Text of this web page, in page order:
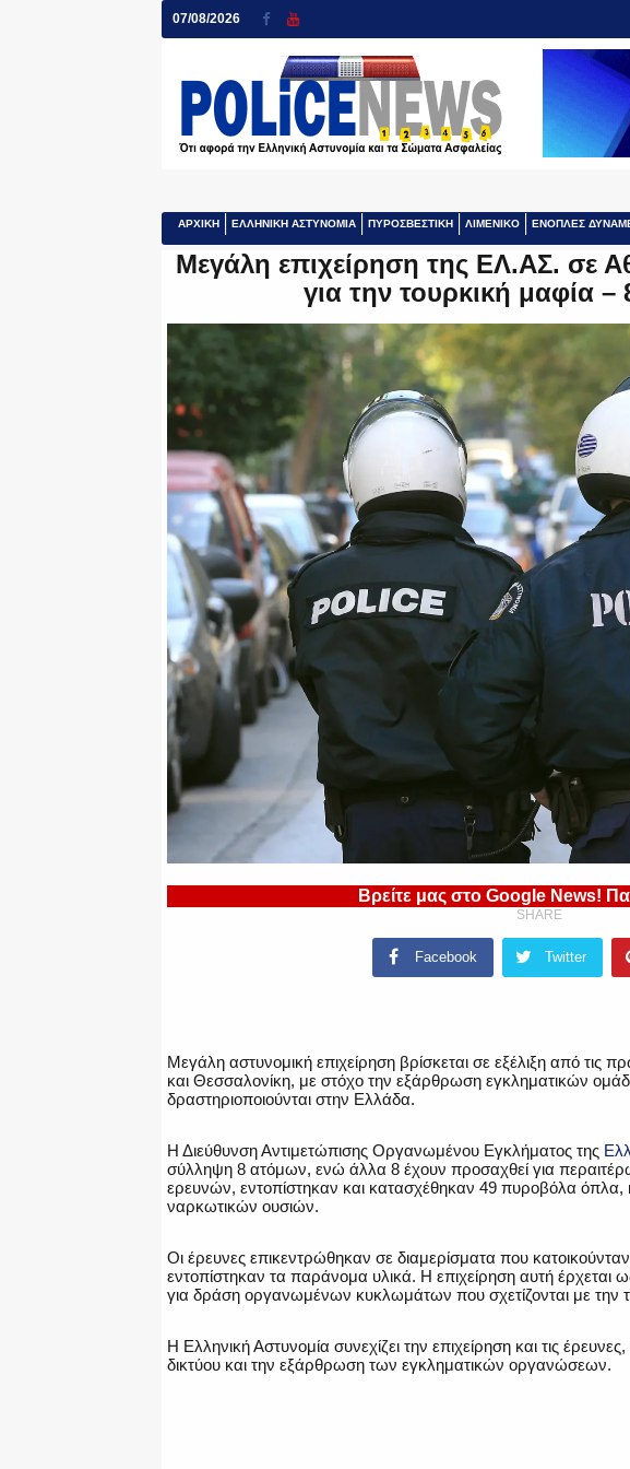
07/08/2026
ΑΡΧΙΚΗ ΕΛΛΗΝΙΚΗ ΑΣΤΥΝΟΜΙΑ ΠΥΡΟΣΒΕΣΤΙΚΗ ΛΙΜΕΝΙΚΟ ΕΝΟΠΛΕΣ
Μεγάλη επιχείρηση της ΕΛ.ΑΣ. σε
για την τουρκική μαφία –
Βρείτε μας στο Google News!
SHARE
Facebook Twitter
Μεγάλη αστυνομική επιχείρηση βρίσκεται σε εξέλιξη από
και Θεσσαλονίκη, με στόχο την εξάρθρωση εγκληματικών
δραστηριοποιούνται στην Ελλάδα.
Η Διεύθυνση Αντιμετώπισης Οργανωμένου Εγκλήματος της
σύλληψη 8 ατόμων, ενώ άλλα 8 έχουν προσαχθεί για
ερευνών, εντοπίστηκαν και κατασχέθηκαν 49 πυροβόλα όπλα,
ναρκωτικών ουσιών.
Οι έρευνες επικεντρώθηκαν σε διαμερίσματα που
εντοπίστηκαν τα παράνομα υλικά. Η επιχείρηση αυτή έρχεται
για δράση οργανωμένων κυκλωμάτων που σχετίζονται με την
Η Ελληνική Αστυνομία συνεχίζει την επιχείρηση και τις
δικτύου και την εξάρθρωση των εγκληματικών οργανώσεων.